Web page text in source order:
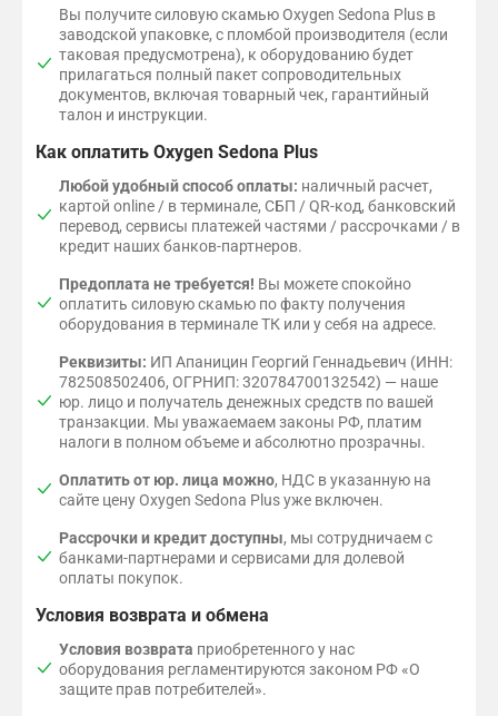
Вы получите силовую скамью Oxygen Sedona Plus в
заводской упаковке, с пломбой производителя (если
таковая предусмотрена), к оборудованию будет
прилагаться полный пакет сопроводительных
документов, включая товарный чек, гарантийный
талон и инструкции.
Как оплатить Oxygen Sedona Plus
Любой удобный способ оплаты: наличный расчет,
картой online / в терминале, СБП / QR-код, банковский
перевод, сервисы платежей частями / рассрочками / в
кредит наших банков-партнеров.
Предоплата не требуется! Вы можете спокойно
оплатить силовую скамью по факту получения
оборудования в терминале ТК или у себя на адресе.
Реквизиты: ИП Апаницин Георгий Геннадьевич (ИНН:
782508502406, ОГРНИП: 320784700132542) — наше
юр. лицо и получатель денежных средств по вашей
транзакции. Мы уважаемаем законы РФ, платим
налоги в полном объеме и абсолютно прозрачны.
Оплатить от юр. лица можно, НДС в указанную на
сайте цену Oxygen Sedona Plus уже включен.
Рассрочки и кредит доступны, мы сотрудничаем с
банками-партнерами и сервисами для долевой
оплаты покупок.
Условия возврата и обмена
Условия возврата приобретенного у нас
оборудования регламентируются законом РФ «О
защите прав потребителей».